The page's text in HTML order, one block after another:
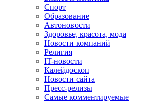
Спорт
Образование
Автоновости
Здоровье, красота, мода
Новости компаний
Религия
IT-новости
Калейдоскоп
Новости сайта
Пресс-релизы
Самые комментируемые